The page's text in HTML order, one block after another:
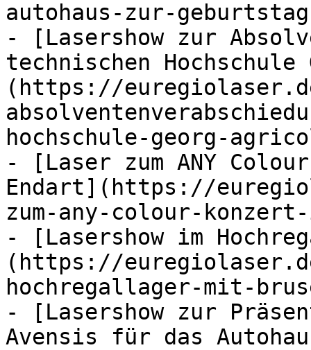
autohaus-zur-
- [Lasershow zur
technischen
(https://
hochschule-georg-
- [Laser zum ANY
Endart](https://
zum-any-colour-
- [Lasershow im
(https://
hochregallager-mit-
- [Lasershow zur
Avensis für das